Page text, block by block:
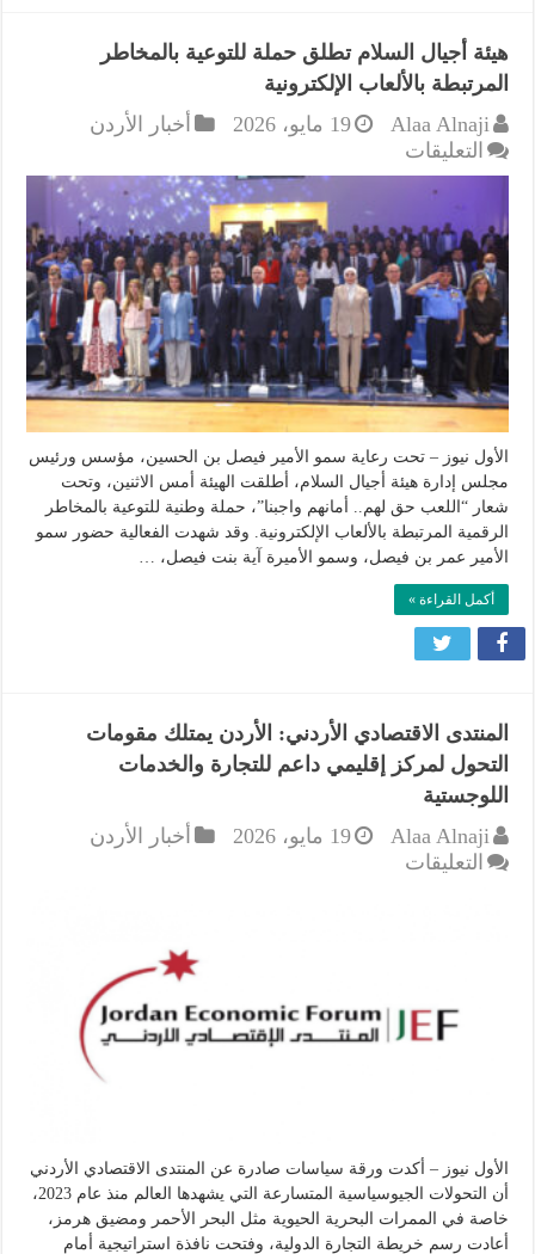
هيئة أجيال السلام تطلق حملة للتوعية بالمخاطر
المرتبطة بالألعاب الإلكترونية
Alaa Alnaji
19 مايو، 2026
أخبار الأردن
التعليقات
هيئة
السلام
تطلق
حملة
للتوعية
بالمخاطر
المرتبطة
بالألعاب
الإلكترونية
مغلقة
الأول نيوز – تحت رعاية سمو الأمير فيصل بن الحسين، مؤسس ورئيس
مجلس إدارة هيئة أجيال السلام، أطلقت الهيئة أمس الاثنين، وتحت
شعار “اللعب حق لهم.. أمانهم واجبنا”، حملة وطنية للتوعية بالمخاطر
الرقمية المرتبطة بالألعاب الإلكترونية. وقد شهدت الفعالية حضور سمو
الأمير عمر بن فيصل، وسمو الأميرة آية بنت فيصل، …
أكمل القراءة »
المنتدى الاقتصادي الأردني: الأردن يمتلك مقومات
التحول لمركز إقليمي داعم للتجارة والخدمات
اللوجستية
Alaa Alnaji
19 مايو، 2026
أخبار الأردن
التعليقات
مقومات
التحول
والخدمات
اللوجستية
مغلقة
الأول نيوز – أكدت ورقة سياسات صادرة عن المنتدى الاقتصادي الأردني
أن التحولات الجيوسياسية المتسارعة التي يشهدها العالم منذ عام 2023،
خاصة في الممرات البحرية الحيوية مثل البحر الأحمر ومضيق هرمز،
أعادت رسم خريطة التجارة الدولية، وفتحت نافذة استراتيجية أمام